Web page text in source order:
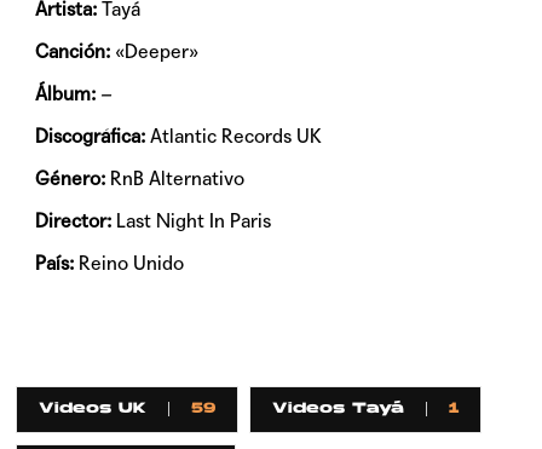
Artista: Tayá
Canción: «Deeper»
Álbum: –
Discográfica: Atlantic Records UK
Género: RnB Alternativo
Director: Last Night In Paris
País: Reino Unido
Videos UK 59 Videos Tayá 1